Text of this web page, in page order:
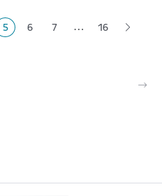
Pašreizējā lapa
5 Lapa
6 Lapa
7 … 16